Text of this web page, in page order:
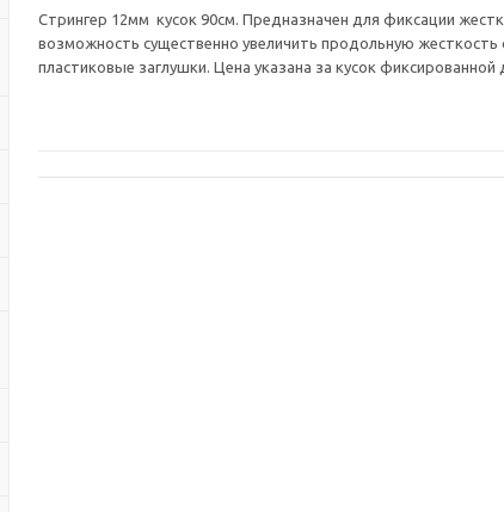
Стрингер 12мм кусок 90см. Предназначен для фиксации
возможность существенно увеличить продольную жесткость
пластиковые заглушки. Цена указана за кусок фиксированной